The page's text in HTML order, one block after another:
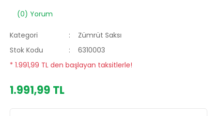
(0) Yorum
Kategori
Zümrüt Saksı
Stok Kodu
6310003
* 1.991,99 TL den başlayan taksitlerle!
1.991,99 TL